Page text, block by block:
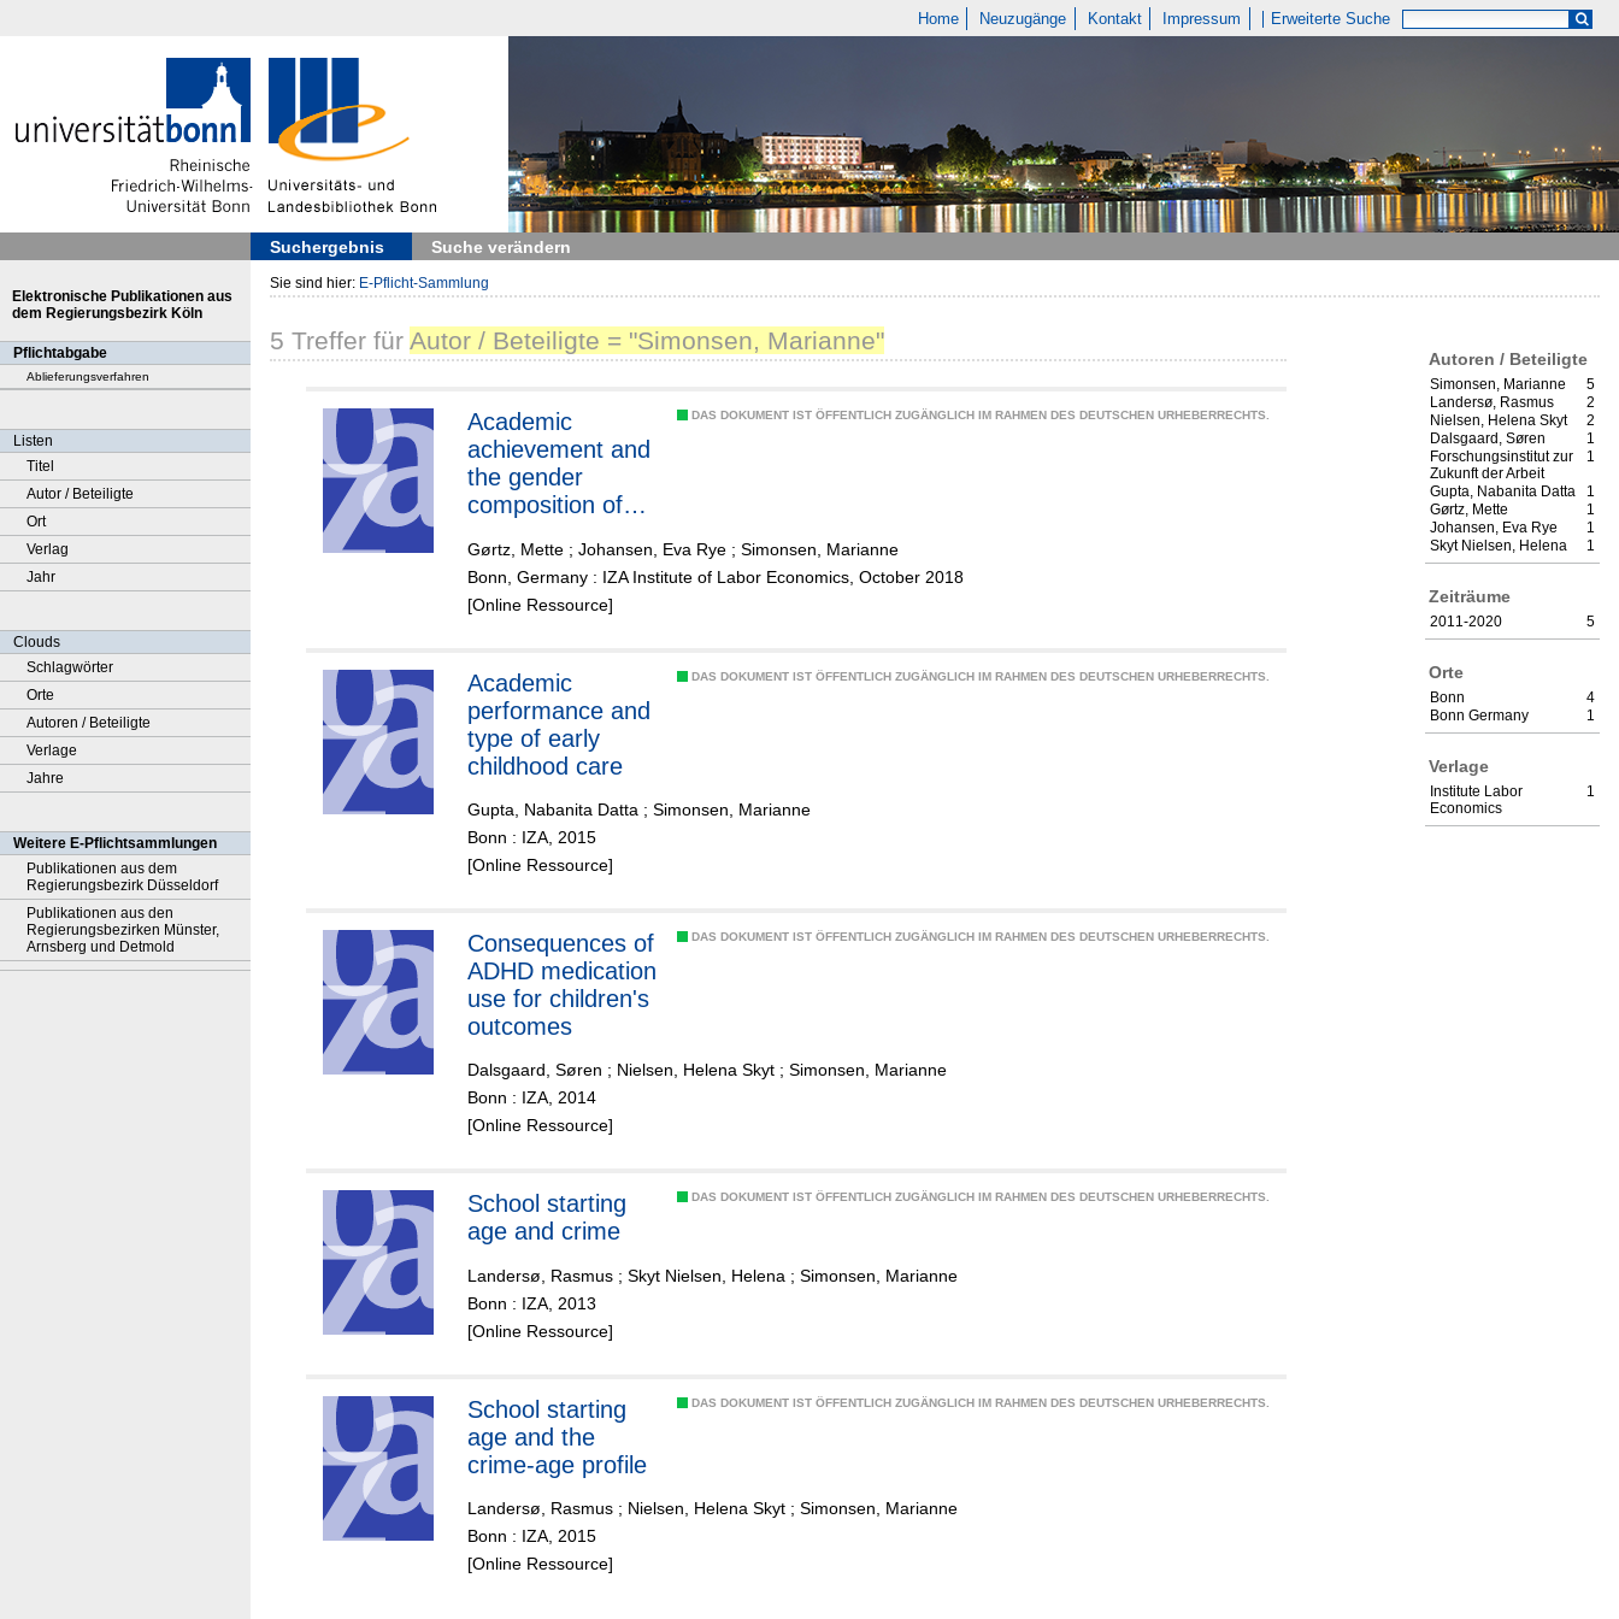
Home Neuzugänge Kontakt Impressum Erweiterte Suche
Suchergebnis Suche verändern
Elektronische Publikationen aus
dem Regierungsbezirk Köln
Pflichtabgabe
Ablieferungsverfahren
Listen
Titel
Autor / Beteiligte
Ort
Verlag
Jahr
Clouds
Schlagwörter
Orte
Autoren / Beteiligte
Verlage
Jahre
Weitere E-Pflichtsammlungen
Publikationen aus dem
Regierungsbezirk Düsseldorf
Publikationen aus den
Regierungsbezirken Münster,
Arnsberg und Detmold
Sie sind hier: E-Pflicht-Sammlung
Autoren / Beteiligte
5
Simonsen, Marianne
2
Landersø, Rasmus
2
Nielsen, Helena Skyt
1
Dalsgaard, Søren
1
Forschungsinstitut zur
Zukunft der Arbeit
1
Gupta, Nabanita Datta
1
Gørtz, Mette
1
Johansen, Eva Rye
1
Skyt Nielsen, Helena
Zeiträume
5
2011-2020
Orte
4
Bonn
1
Bonn Germany
Verlage
1
Institute Labor
Economics
5 Treffer für Autor / Beteiligte = "Simonsen, Marianne"
DAS DOKUMENT IST ÖFFENTLICH ZUGÄNGLICH IM RAHMEN DES DEUTSCHEN URHEBERRECHTS.
Academic
achievement and
the gender
composition of
Gørtz, Mette ; Johansen, Eva Rye ; Simonsen, Marianne
Bonn, Germany : IZA Institute of Labor Economics, October 2018
[Online Ressource]
DAS DOKUMENT IST ÖFFENTLICH ZUGÄNGLICH IM RAHMEN DES DEUTSCHEN URHEBERRECHTS.
Academic
performance and
type of early
childhood care
Gupta, Nabanita Datta ; Simonsen, Marianne
Bonn : IZA, 2015
[Online Ressource]
DAS DOKUMENT IST ÖFFENTLICH ZUGÄNGLICH IM RAHMEN DES DEUTSCHEN URHEBERRECHTS.
Consequences of
ADHD medication
use for children's
outcomes
Dalsgaard, Søren ; Nielsen, Helena Skyt ; Simonsen, Marianne
Bonn : IZA, 2014
[Online Ressource]
DAS DOKUMENT IST ÖFFENTLICH ZUGÄNGLICH IM RAHMEN DES DEUTSCHEN URHEBERRECHTS.
School starting
age and crime
Landersø, Rasmus ; Skyt Nielsen, Helena ; Simonsen, Marianne
Bonn : IZA, 2013
[Online Ressource]
DAS DOKUMENT IST ÖFFENTLICH ZUGÄNGLICH IM RAHMEN DES DEUTSCHEN URHEBERRECHTS.
School starting
age and the
crime-age profile
Landersø, Rasmus ; Nielsen, Helena Skyt ; Simonsen, Marianne
Bonn : IZA, 2015
[Online Ressource]